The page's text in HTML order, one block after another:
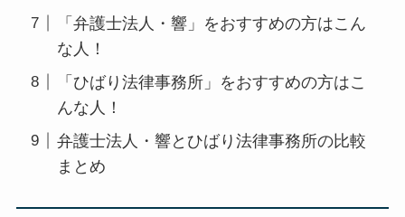
「弁護士法人・響」をおすすめの方はこん
な人！
「ひばり法律事務所」をおすすめの方はこ
んな人！
弁護士法人・響とひばり法律事務所の比較
まとめ